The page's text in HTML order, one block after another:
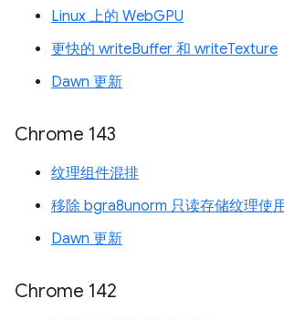
Linux 上的 WebGPU
更快的 writeBuffer 和 writeTexture
Dawn 更新
Chrome 143
纹理组件混排
移除 bgra8unorm 只读存储纹理使
Dawn 更新
Chrome 142